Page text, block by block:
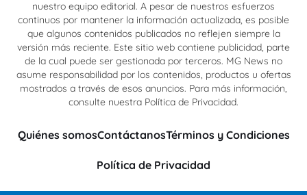
nuestro equipo editorial. A pesar de nuestros esfuerzos
continuos por mantener la información actualizada, es posible
que algunos contenidos publicados no reflejen siempre la
versión más reciente. Este sitio web contiene publicidad, parte
de la cual puede ser gestionada por terceros. MG News no
asume responsabilidad por los contenidos, productos u ofertas
mostrados a través de esos anuncios. Para más información,
consulte nuestra Política de Privacidad.
Quiénes somosContáctanosTérminos y Condiciones
Política de Privacidad